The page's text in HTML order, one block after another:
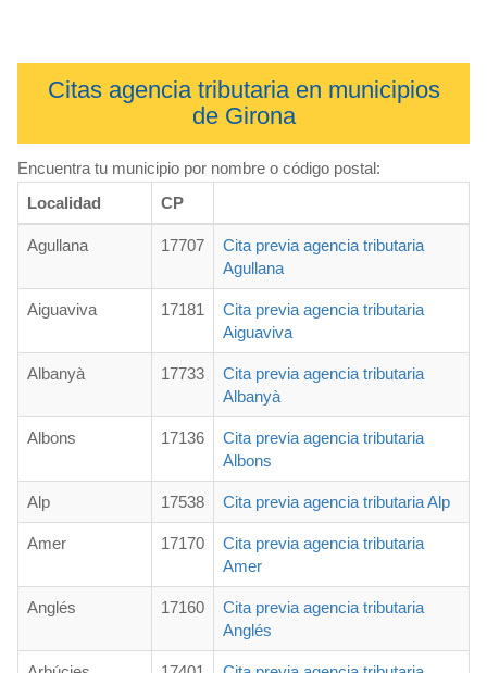
Citas agencia tributaria en municipios
de Girona
Encuentra tu municipio por nombre o código postal:
Localidad
CP
Agullana 17707
Cita previa agencia tributaria
Agullana
Aiguaviva 17181
Cita previa agencia tributaria
Aiguaviva
Albanyà 17733
Cita previa agencia tributaria
Albanyà
Albons 17136
Cita previa agencia tributaria
Albons
Alp 17538 Cita previa agencia tributaria Alp
Amer 17170
Cita previa agencia tributaria
Amer
Anglés 17160
Cita previa agencia tributaria
Anglés